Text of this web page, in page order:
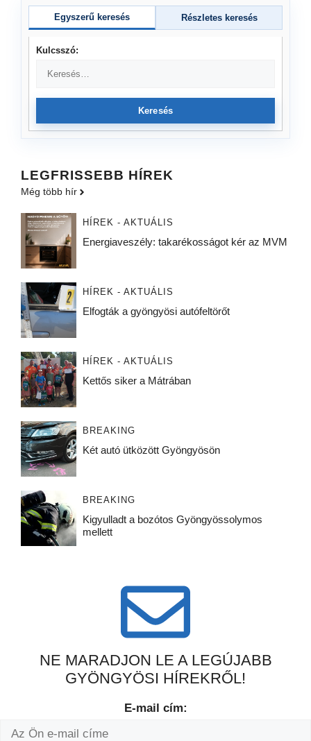
Egyszerű keresés Részletes keresés
Kulcsszó:
Keresés
LEGFRISSEBB HÍREK
Még több hír
HÍREK - AKTUÁLIS
Energiaveszély: takarékosságot kér az MVM
HÍREK - AKTUÁLIS
Elfogták a gyöngyösi autófeltörőt
HÍREK - AKTUÁLIS
Kettős siker a Mátrában
BREAKING
Két autó ütközött Gyöngyösön
BREAKING
Kigyulladt a bozótos Gyöngyössolymos
mellett
NE MARADJON LE A LEGÚJABB
GYÖNGYÖSI HÍREKRŐL!
E-mail cím: